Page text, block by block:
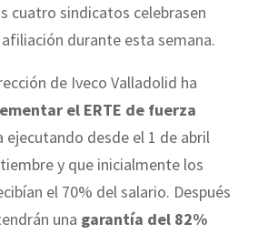
cuatro sindicatos celebrasen
durante esta semana.
de Iveco Valladolid ha
el ERTE de fuerza
ejecutando desde el 1 de abril
y que inicialmente los
el 70% del salario. Después
una garantía del 82%